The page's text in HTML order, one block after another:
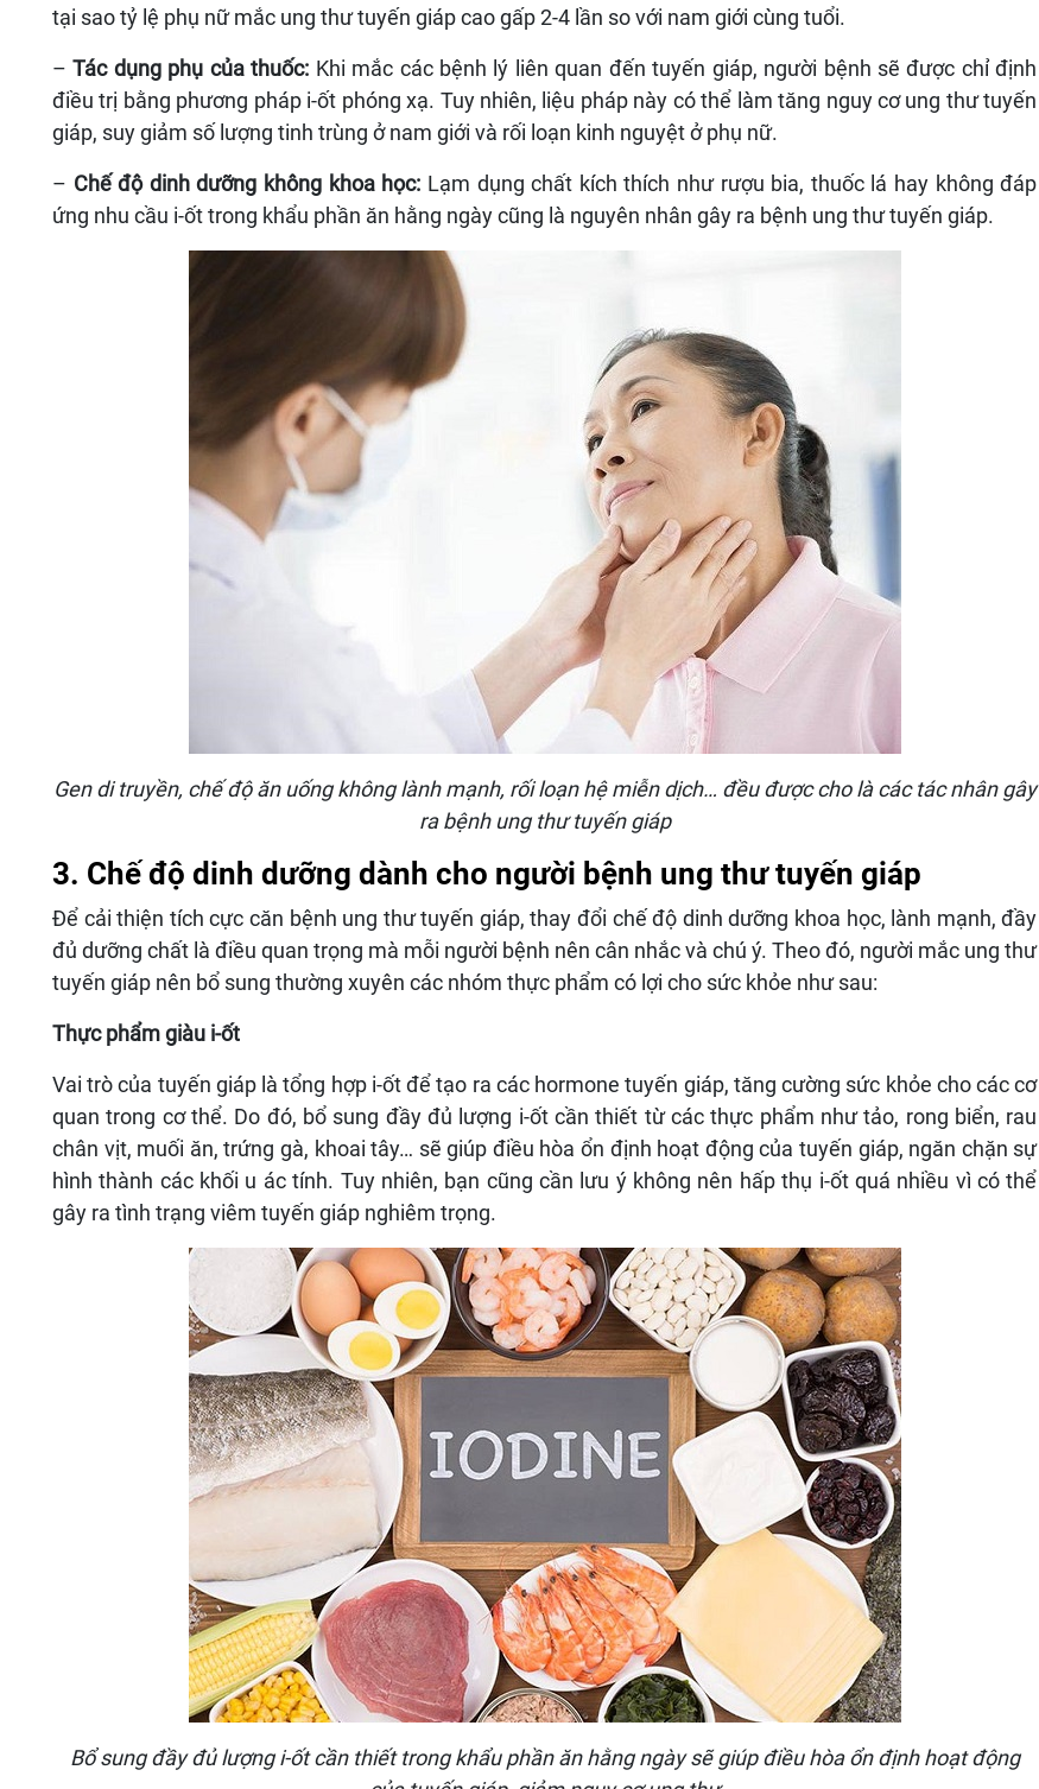
tại sao tỷ lệ phụ nữ mắc ung thư tuyến giáp cao gấp 2-4 lần so với nam giới cùng tuổi.
– Tác dụng phụ của thuốc: Khi mắc các bệnh lý liên quan đến tuyến giáp, người bệnh sẽ được chỉ định
điều trị bằng phương pháp i-ốt phóng xạ. Tuy nhiên, liệu pháp này có thể làm tăng nguy cơ ung thư tuyến
giáp, suy giảm số lượng tinh trùng ở nam giới và rối loạn kinh nguyệt ở phụ nữ.
– Chế độ dinh dưỡng không khoa học: Lạm dụng chất kích thích như rượu bia, thuốc lá hay không đáp
ứng nhu cầu i-ốt trong khẩu phần ăn hằng ngày cũng là nguyên nhân gây ra bệnh ung thư tuyến giáp.
Gen di truyền, chế độ ăn uống không lành mạnh, rối loạn hệ miễn dịch… đều được cho là các tác nhân gây
ra bệnh ung thư tuyến giáp
3. Chế độ dinh dưỡng dành cho người bệnh ung thư tuyến giáp
Để cải thiện tích cực căn bệnh ung thư tuyến giáp, thay đổi chế độ dinh dưỡng khoa học, lành mạnh, đầy
đủ dưỡng chất là điều quan trọng mà mỗi người bệnh nên cân nhắc và chú ý. Theo đó, người mắc ung thư
tuyến giáp nên bổ sung thường xuyên các nhóm thực phẩm có lợi cho sức khỏe như sau:
Thực phẩm giàu i-ốt
Vai trò của tuyến giáp là tổng hợp i-ốt để tạo ra các hormone tuyến giáp, tăng cường sức khỏe cho các cơ
quan trong cơ thể. Do đó, bổ sung đầy đủ lượng i-ốt cần thiết từ các thực phẩm như tảo, rong biển, rau
chân vịt, muối ăn, trứng gà, khoai tây… sẽ giúp điều hòa ổn định hoạt động của tuyến giáp, ngăn chặn sự
hình thành các khối u ác tính. Tuy nhiên, bạn cũng cần lưu ý không nên hấp thụ i-ốt quá nhiều vì có thể
gây ra tình trạng viêm tuyến giáp nghiêm trọng.
Bổ sung đầy đủ lượng i-ốt cần thiết trong khẩu phần ăn hằng ngày sẽ giúp điều hòa ổn định hoạt động